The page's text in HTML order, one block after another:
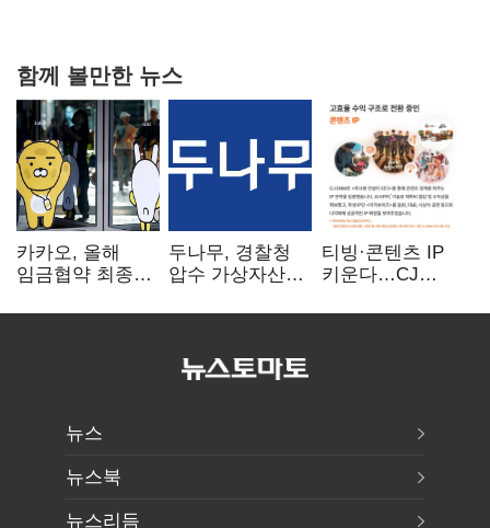
함께 볼만한 뉴스
카카오, 올해
임금협약 최종
인상·격려금
두나무, 경찰청
압수 가상자산
커스터디 사업
티빙·콘텐츠 IP
키운다…CJ
글로벌 확장 가속
뉴스
뉴스북
뉴스리듬